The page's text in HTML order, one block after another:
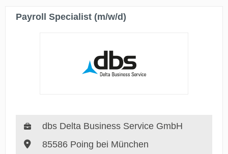
Payroll Specialist (m/w/d)
dbs Delta Business Service GmbH
85586 Poing bei München